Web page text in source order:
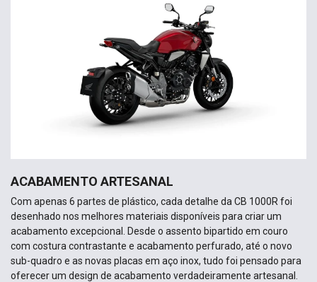
ACABAMENTO ARTESANAL
Com apenas 6 partes de plástico, cada detalhe da CB 1000R foi
desenhado nos melhores materiais disponíveis para criar um
acabamento excepcional. Desde o assento bipartido em couro
com costura contrastante e acabamento perfurado, até o novo
sub-quadro e as novas placas em aço inox, tudo foi pensado para
oferecer um design de acabamento verdadeiramente artesanal.